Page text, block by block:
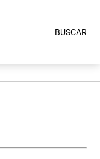
BUSCAR